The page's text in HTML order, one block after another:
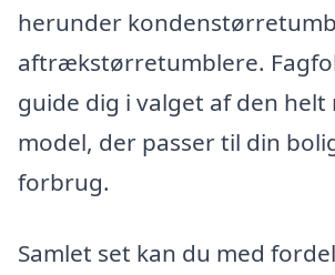
herunder
aftrækstørretumblere.
guide dig i valget af den
model, der passer til din
forbrug.
Samlet set kan du med